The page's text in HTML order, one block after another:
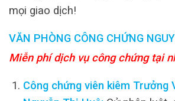
mọi giao dịch!
VĂN PHÒNG CÔNG CHỨNG
Miễn phí dịch vụ công chứng tại
Công chứng viên kiêm Trưởng